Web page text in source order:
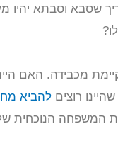
שסבא וסבתא יהיו
מכבידה. האם
רוצים להביא
המשפחה הנוכחית